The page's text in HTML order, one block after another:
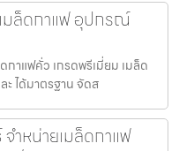
มล็ดกาแฟ อุปกรณ์
กาแฟคั่ว เกรดพรีเมี่ยม เมล็ด
ได้มาตรฐาน จัดส
ำหน่ายเมล็ดกาแฟ